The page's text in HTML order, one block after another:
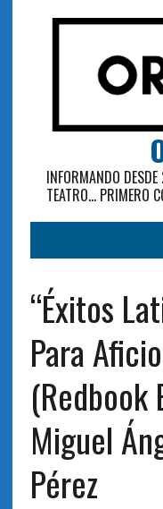
INFORMANDO
TEATRO... PRIMERO
“Éxitos
Para
(Redbook
Miguel
Pérez